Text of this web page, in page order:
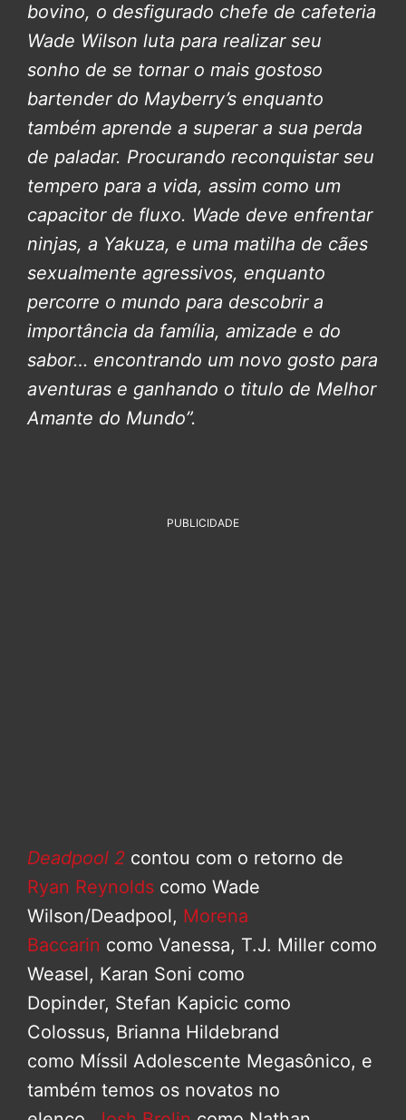
bovino, o desfigurado chefe de cafeteria
Wade Wilson luta para realizar seu
sonho de se tornar o mais gostoso
bartender do Mayberry’s enquanto
também aprende a superar a sua perda
de paladar. Procurando reconquistar seu
tempero para a vida, assim como um
capacitor de fluxo. Wade deve enfrentar
ninjas, a Yakuza, e uma matilha de cães
sexualmente agressivos, enquanto
percorre o mundo para descobrir a
importância da família, amizade e do
sabor… encontrando um novo gosto para
aventuras e ganhando o titulo de Melhor
Amante do Mundo”.
PUBLICIDADE
Deadpool 2 contou com o retorno de
Ryan Reynolds como Wade
Wilson/Deadpool, Morena
Baccarin como Vanessa, T.J. Miller como
Weasel, Karan Soni como
Dopinder, Stefan Kapicic como
Colossus, Brianna Hildebrand
como Míssil Adolescente Megasônico, e
também temos os novatos no